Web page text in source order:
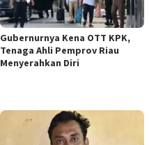
Gubernurnya Kena OTT KPK,
Tenaga Ahli Pemprov Riau
Menyerahkan Diri